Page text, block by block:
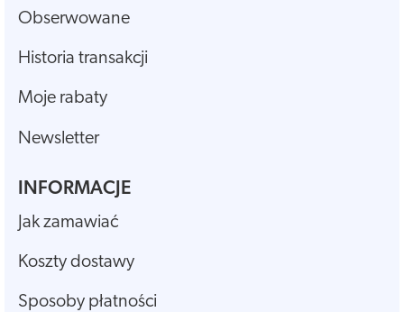
Obserwowane
Historia transakcji
Moje rabaty
Newsletter
INFORMACJE
Jak zamawiać
Koszty dostawy
Sposoby płatności